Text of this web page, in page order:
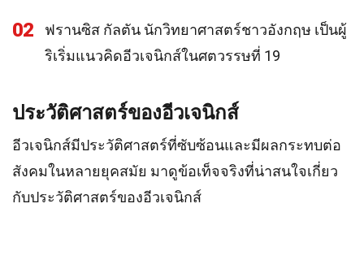
02
ฟรานซิส กัลตัน นักวิทยาศาสตร์ชาวอังกฤษ เป็นผู้
ริเริ่มแนวคิดอีวเจนิกส์ในศตวรรษที่ 19
ประวัติศาสตร์ของอีวเจนิกส์
อีวเจนิกส์มีประวัติศาสตร์ที่ซับซ้อนและมีผลกระทบต่อ
สังคมในหลายยุคสมัย มาดูข้อเท็จจริงที่น่าสนใจเกี่ยว
กับประวัติศาสตร์ของอีวเจนิกส์